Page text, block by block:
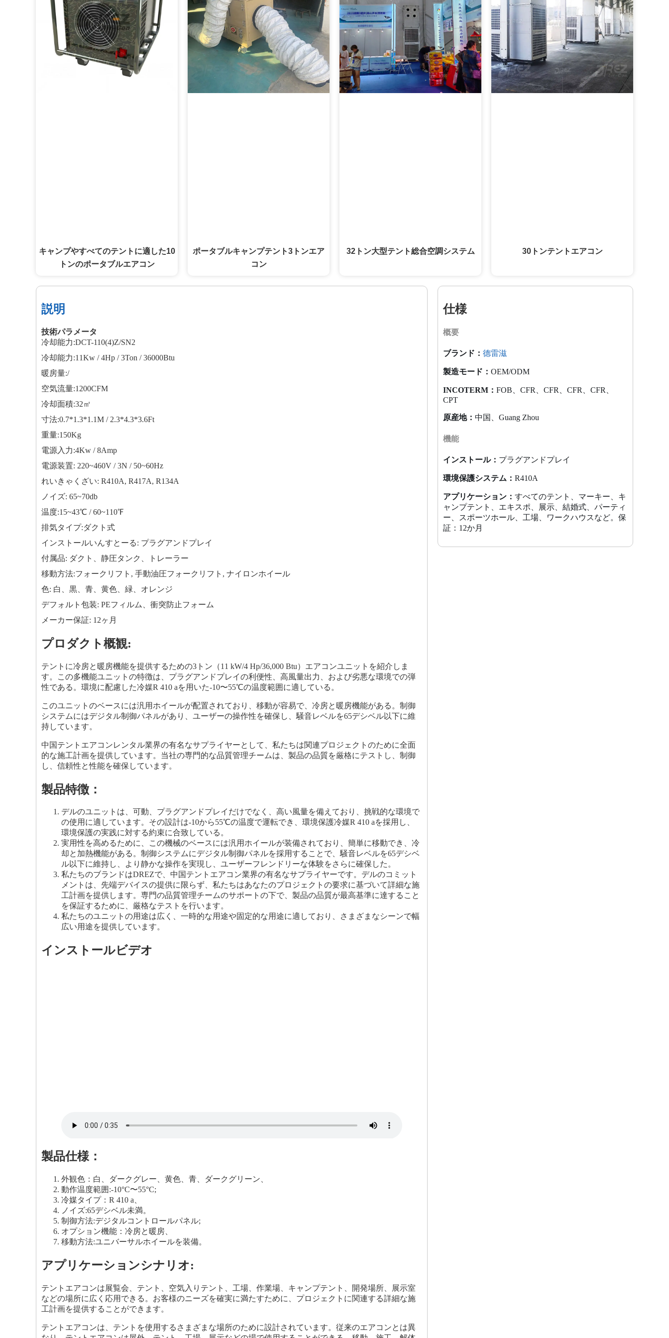
キャンプやすべてのテントに適した10
トンのポータブルエアコン
ポータブルキャンプテント3トンエア
コン
32トン大型テント総合空調システム 30トンテントエアコン
説明
技術パラメータ
冷却能力:DCT-110(4)Z/SN2
冷却能力:11Kw / 4Hp / 3Ton / 36000Btu
暖房量:/
空気流量:1200CFM
冷却面積:32㎡
寸法:0.7*1.3*1.1M / 2.3*4.3*3.6Ft
重量:150Kg
電源入力:4Kw / 8Amp
電源装置: 220~460V / 3N / 50~60Hz
れいきゃくざい: R410A, R417A, R134A
ノイズ: 65~70db
温度:15~43℃ / 60~110℉
排気タイプ:ダクト式
インストールいんすとーる: プラグアンドプレイ
付属品: ダクト、静圧タンク、トレーラー
移動方法:フォークリフト, 手動油圧フォークリフト, ナイロンホイール
色: 白、黒、青、黄色、緑、オレンジ
デフォルト包装: PEフィルム、衝突防止フォーム
メーカー保証: 12ヶ月
プロダクト概観:
テントに冷房と暖房機能を提供するための3トン（11 kW/4 Hp/36,000 Btu）エアコンユニットを紹介しま
す。この多機能ユニットの特徴は、プラグアンドプレイの利便性、高風量出力、および劣悪な環境での弾
性である。環境に配慮した冷媒R 410 aを用いた-10〜55℃の温度範囲に適している。
このユニットのベースには汎用ホイールが配置されており、移動が容易で、冷房と暖房機能がある。制御
システムにはデジタル制御パネルがあり、ユーザーの操作性を確保し、騒音レベルを65デシベル以下に維
持しています。
中国テントエアコンレンタル業界の有名なサプライヤーとして、私たちは関連プロジェクトのために全面
的な施工計画を提供しています。当社の専門的な品質管理チームは、製品の品質を厳格にテストし、制御
し、信頼性と性能を確保しています。
製品特徴：
デルのユニットは、可動、プラグアンドプレイだけでなく、高い風量を備えており、挑戦的な環境で
の使用に適しています。その設計は-10から55℃の温度で運転でき、環境保護冷媒R 410 aを採用し、
環境保護の実践に対する約束に合致している。
実用性を高めるために、この機械のベースには汎用ホイールが装備されており、簡単に移動でき、冷
却と加熱機能がある。制御システムにデジタル制御パネルを採用することで、騒音レベルを65デシベ
ル以下に維持し、より静かな操作を実現し、ユーザーフレンドリーな体験をさらに確保した。
私たちのブランドはDREZで、中国テントエアコン業界の有名なサプライヤーです。デルのコミット
メントは、先端デバイスの提供に限らず、私たちはあなたのプロジェクトの要求に基づいて詳細な施
工計画を提供します。専門の品質管理チームのサポートの下で、製品の品質が最高基準に達すること
を保証するために、厳格なテストを行います。
私たちのユニットの用途は広く、一時的な用途や固定的な用途に適しており、さまざまなシーンで幅
広い用途を提供しています。
インストールビデオ
製品仕様：
外観色：白、ダークグレー、黄色、青、ダークグリーン、
動作温度範囲:-10°C〜55°C;
冷媒タイプ：R 410 a、
ノイズ:65デシベル未満。
制御方法:デジタルコントロールパネル;
オプション機能：冷房と暖房、
移動方法:ユニバーサルホイールを装備。
アプリケーションシナリオ:
テントエアコンは展覧会、テント、空気入りテント、工場、作業場、キャンプテント、開発場所、展示室
などの場所に広く応用できる。お客様のニーズを確実に満たすために、プロジェクトに関連する詳細な施
工計画を提供することができます。
テントエアコンは、テントを使用するさまざまな場所のために設計されています。従来のエアコンとは異
仕様
概要
ブランド： 德雷滋
製造モード： OEM/ODM
INCOTERM： FOB、CFR、CFR、CFR、CFR、
CPT
原産地： 中国、Guang Zhou
機能
インストール： プラグアンドプレイ
環境保護システム： R410A
アプリケーション： すべてのテント、マーキー、キ
ャンプテント、エキスポ、展示、結婚式、パーティ
ー、スポーツホール、工場、ワークハウスなど。保
証：12か月